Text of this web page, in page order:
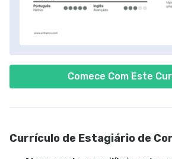
Comece Com Este
Currículo de Estagiário de